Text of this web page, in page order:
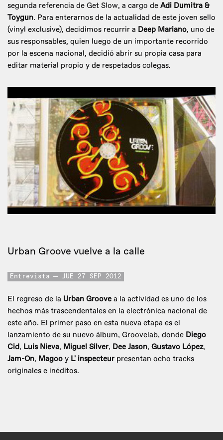
segunda referencia de Get Slow, a cargo de Adi Dumitra &
Toygun. Para enterarnos de la actualidad de este joven sello
(vinyl exclusive), decidimos recurrir a Deep Mariano, uno de
sus responsables, quien luego de un importante recorrido
por la escena nacional, decidió abrir su propia casa para
editar material propio y de respetados colegas.
Urban Groove vuelve a la calle
Entrevista JUE 27 SEP 2012
El regreso de la Urban Groove a la actividad es uno de los
hechos más trascendentales en la electrónica nacional de
este año. El primer paso en esta nueva etapa es el
lanzamiento de su nuevo álbum, Groovelab, donde Diego
Cid, Luis Nieva, Miguel Silver, Dee Jason, Gustavo López,
Jam-On, Magoo y L' inspecteur presentan ocho tracks
originales e inéditos.